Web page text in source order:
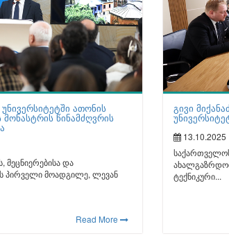
ათონის
წინამძღვრის
და
პირველი მოადგილე, ლევან
Read More
გივი
13.10.2025
ტექნიკური...